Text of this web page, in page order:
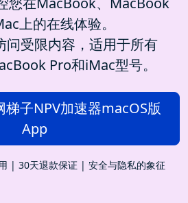
上的在线体验。
问受限内容，适用于所有
Pro和iMac型号。
梯子NPV加速器macOS版
App
| 30天退款保证 | 安全与隐私的象征